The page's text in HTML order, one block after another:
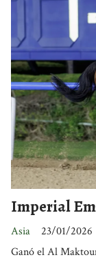
Imperial
Asia
23/01/2026
Ganó el Al